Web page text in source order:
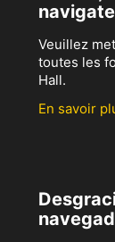
Veuillez
toutes les
Hall.
En savoir